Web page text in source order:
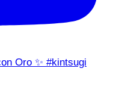
Oro ✨ #kintsugi